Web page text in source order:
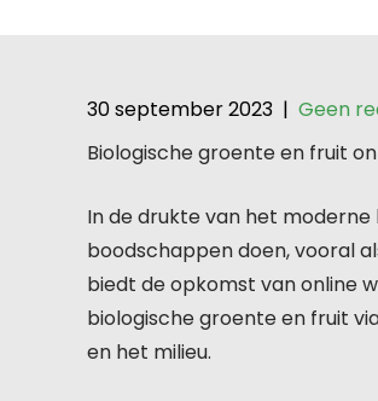
30 september 2023 | Geen
Biologische groente en fruit
In de drukte van het
boodschappen doen, vooral
biedt de opkomst van online
biologische groente en fruit
en het milieu.